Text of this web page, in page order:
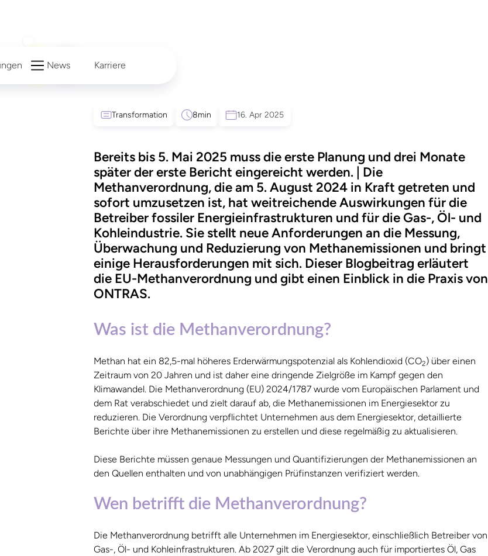
News Karriere
EU-Methanverordnung
Transformation 8min 16. Apr 2025
Bereits bis 5. Mai 2025 muss die erste Planung und drei Monate
später der erste Bericht eingereicht werden. | Die
Methanverordnung, die am 5. August 2024 in Kraft getreten und
sofort umzusetzen ist, hat weitreichende Auswirkungen für die
Betreiber fossiler Energieinfrastrukturen und für die Gas-, Öl- und
Kohleindustrie. Sie stellt neue Anforderungen an die Messung,
Überwachung und Reduzierung von Methanemissionen und bringt
einige Herausforderungen mit sich. Dieser Blogbeitrag erläutert
die EU-Methanverordnung und gibt einen Einblick in die Praxis von
ONTRAS.
Was ist die Methanverordnung?
Methan hat ein 82,5-mal höheres Erderwärmungspotenzial als Kohlendioxid (CO2) über einen
Zeitraum von 20 Jahren und ist daher eine dringende Zielgröße im Kampf gegen den
Klimawandel. Die Methanverordnung (EU) 2024/1787 wurde vom Europäischen Parlament und
dem Rat verabschiedet und zielt darauf ab, die Methanemissionen im Energiesektor zu
reduzieren. Die Verordnung verpflichtet Unternehmen aus dem Energiesektor, detaillierte
Berichte über ihre Methanemissionen zu erstellen und diese regelmäßig zu aktualisieren.
Diese Berichte müssen genaue Messungen und Quantifizierungen der Methanemissionen an
den Quellen enthalten und von unabhängigen Prüfinstanzen verifiziert werden.
Wen betrifft die Methanverordnung?
Die Methanverordnung betrifft alle Unternehmen im Energiesektor, einschließlich Betreiber von
Gas-, Öl- und Kohleinfrastrukturen. Ab 2027 gilt die Verordnung auch für importiertes Öl, Gas